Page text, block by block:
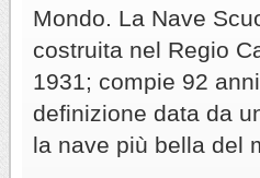
Mondo. La Nave
costruita nel Regio
1931; compie 92
definizione data da
la nave più bella del